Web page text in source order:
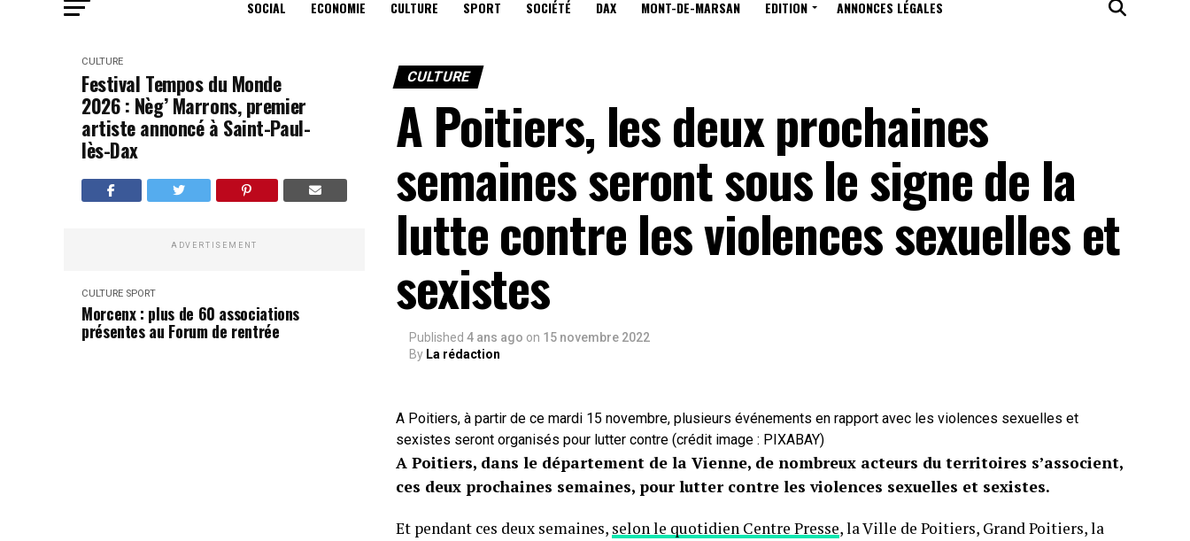
SOCIAL ECONOMIE CULTURE SPORT SOCIÉTÉ DAX MONT-DE-MARSAN EDITION ANNONCES LÉGALES
CULTURE
Festival Tempos du Monde
2026 : Nèg’ Marrons, premier
artiste annoncé à Saint-Paul-
lès-Dax
ADVERTISEMENT
CULTURE SPORT
Morcenx : plus de 60 associations
présentes au Forum de rentrée
CULTURE
A Poitiers, les deux prochaines
semaines seront sous le signe de la
lutte contre les violences sexuelles et
sexistes
Published 4 ans ago on 15 novembre 2022
By La rédaction
A Poitiers, à partir de ce mardi 15 novembre, plusieurs événements en rapport avec les violences sexuelles et
sexistes seront organisés pour lutter contre (crédit image : PIXABAY)
A Poitiers, dans le département de la Vienne, de nombreux acteurs du territoires s’associent,
ces deux prochaines semaines, pour lutter contre les violences sexuelles et sexistes.
Et pendant ces deux semaines, selon le quotidien Centre Presse, la Ville de Poitiers, Grand Poitiers, la